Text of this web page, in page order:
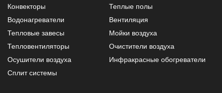
Конвекторы
Теплые полы
Водонагреватели
Вентиляция
Тепловые завесы
Мойки воздуха
Тепловентиляторы
Очистители воздуха
Осушители воздуха
Инфракрасные обогреватели
Сплит системы